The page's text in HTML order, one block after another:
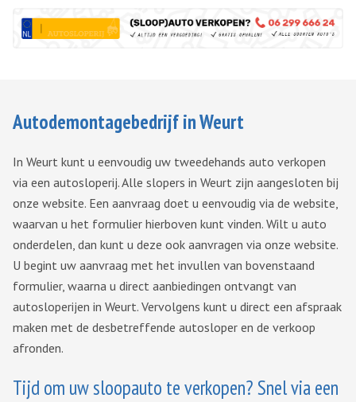
Autodemontagebedrijfin Weurt
In Weurt kunt u eenvoudig uw tweedehands auto verkopen
via een autosloperij. Alle slopers in Weurt zijn aangesloten bij
onze website. Een aanvraag doet u eenvoudig via de website,
waarvan u het formulier hierboven kunt vinden. Wilt u auto
onderdelen, dan kunt u deze ook aanvragen via onze website.
U begint uw aanvraag met het invullen van bovenstaand
formulier, waarna u direct aanbiedingen ontvangt van
autosloperijen in Weurt. Vervolgens kunt u direct een afspraak
maken met de desbetreffende autosloper en de verkoop
afronden.
Tijd om uw sloopauto te verkopen? Snel via een